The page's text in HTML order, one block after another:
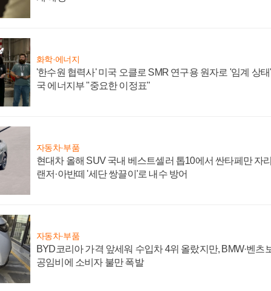
화학·에너지
'한수원 협력사' 미국 오클로 SMR 연구용 원자로 '임계 상태'
국 에너지부 "중요한 이정표"
자동차·부품
현대차 올해 SUV 국내 베스트셀러 톱10에서 싼타페만 자
랜저·아반떼 '세단 쌍끌이'로 내수 방어
자동차·부품
BYD코리아 가격 앞세워 수입차 4위 올랐지만, BMW·벤츠
공임비에 소비자 불만 폭발